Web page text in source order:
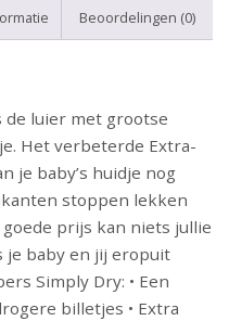
Beoordelingen (0)
de luier met grootse
Het verbeterde Extra-
je baby’s huidje nog
stoppen lekken
prijs kan niets jullie
je baby en jij eropuit
Simply Dry: • Een
billetjes • Extra